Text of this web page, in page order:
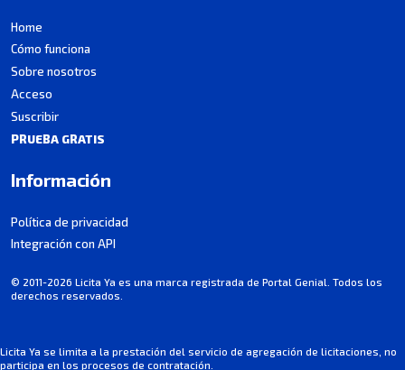
Licita Ya se limita a la prestación del servicio de agregación de licitaciones, no
participa en los procesos de contratación.
Home
Cómo funciona
Sobre nosotros
Acceso
Suscribir
PRUEBA GRATIS
Información
Política de privacidad
Integración con API
© 2011-2026 Licita Ya es una marca registrada de Portal Genial. Todos los
derechos reservados.